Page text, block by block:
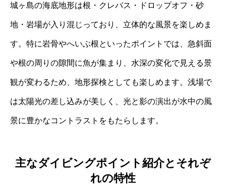
城ヶ島の海底地形は根・クレバス・ドロップオフ・砂
地・岩場が入り混じっており、立体的な風景を楽しめま
す。特に岩骨やへいぶ根といったポイントでは、急斜面
や根の周りの隙間に魚が集まり、水深の変化で見える景
観が変わるため、地形探検としても楽しめます。浅場で
は太陽光の差し込みが美しく、光と影の演出が水中の風
景に豊かなコントラストをもたらします。
主なダイビングポイント紹介とそれぞ
れの特性